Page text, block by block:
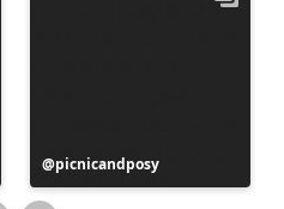
Bejegyzés
közzétevője
picnicandposy